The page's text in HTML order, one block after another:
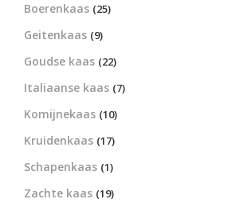
Boerenkaas (25)
Geitenkaas (9)
Goudse kaas (22)
Italiaanse kaas (7)
Komijnekaas (10)
Kruidenkaas (17)
Schapenkaas (1)
Zachte kaas (19)